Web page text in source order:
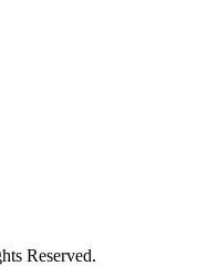
Reserved.